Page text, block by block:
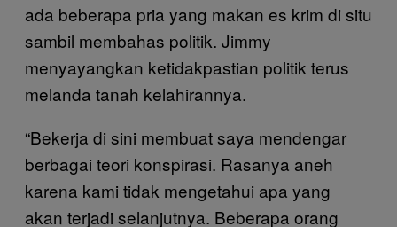
ada beberapa pria yang makan es krim di situ
sambil membahas politik. Jimmy
menyayangkan ketidakpastian politik terus
melanda tanah kelahirannya.
“Bekerja di sini membuat saya mendengar
berbagai teori konspirasi. Rasanya aneh
karena kami tidak mengetahui apa yang
akan terjadi selanjutnya. Beberapa orang